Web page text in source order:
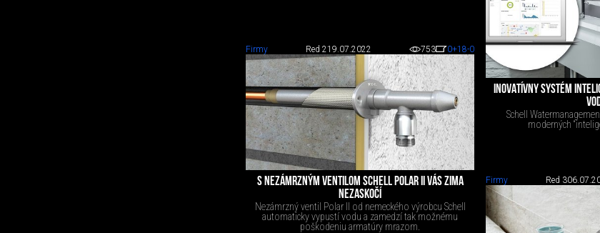
INOVATÍVNY SYSTÉM
Schell
moderných
Firmy Red 219.07.2022 753 0+18-0
S NEZÁMRZNÝM VENTILOM SCHELL POLAR II VÁS ZIMA
NEZASKOČÍ
Nezámrzný ventil Polar II od nemeckého výrobcu Schell
automaticky vypustí vodu a zamedzí tak možnému
poškodeniu armatúry mrazom.
Firmy Red 3